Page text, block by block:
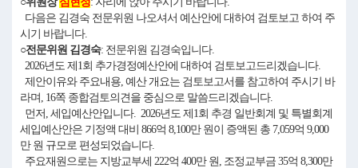
다음은 김경숙 전문위원 나오셔서 예산안에 대하여 검토보고 하여 주
시기 바랍니다.
○전문위원 김경숙: 전문위원 김경숙입니다.
2026년도 제1회 추가경정예산안에 대하여 검토보고드리겠습니다.
제안이유와 주요내용, 예산 개요는 검토보고서를 참고하여 주시기 바
라며, 16쪽 종합검토의견을 중심으로 말씀드리겠습니다.
먼저, 세입예산안입니다. 2026년도 제1회 추경 일반회계 및 특별회계
세입예산안은 기정액 대비 866억 8,100만 원이 증액된 총 7,059억 9,000
만 원 규모로 편성되었습니다.
주요재원으로는 지방교부세 222억 400만 원, 조정교부금 35억 8,300만